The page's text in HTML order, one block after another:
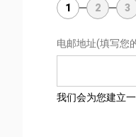
1 2 3
电邮地址(填写您
我们会为您建立